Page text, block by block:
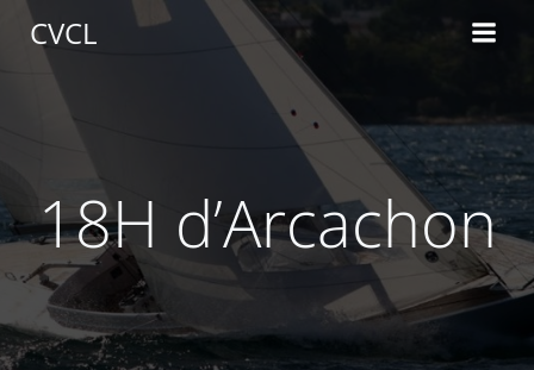
Aller
au
contenu
CVCL
18H d’Arcachon